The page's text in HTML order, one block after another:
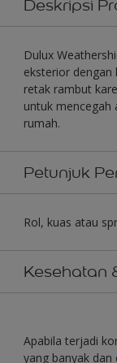
Deskripsi
Dulux
eksterior
retak rambut
untuk mencegah
rumah.
Petunjuk
Rol, kuas atau
Kesehatan
Apabila terjadi
yang banyak